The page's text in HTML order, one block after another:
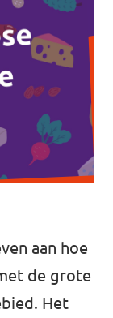
aan hoe
de grote
Het